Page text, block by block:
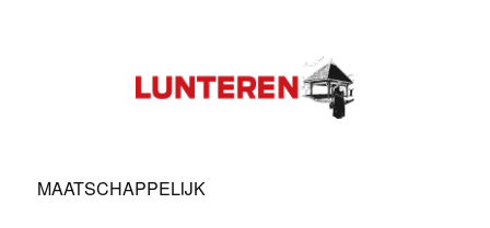
MAATSCHAPPELIJK